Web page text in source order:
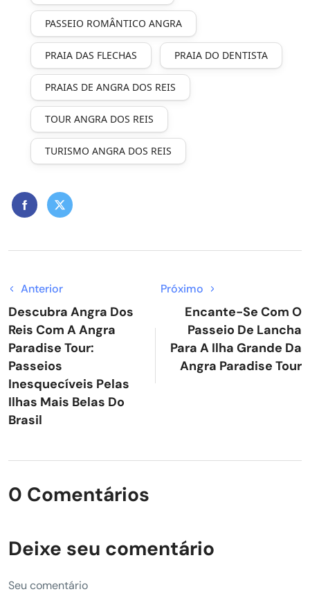
PASSEIO ROMÂNTICO ANGRA
PRAIA DAS FLECHAS PRAIA DO DENTISTA
PRAIAS DE ANGRA DOS REIS
TOUR ANGRA DOS REIS
TURISMO ANGRA DOS REIS
Anterior
Descubra Angra Dos
Reis Com A Angra
Paradise Tour:
Passeios
Inesquecíveis Pelas
Ilhas Mais Belas Do
Brasil
Próximo
Encante-Se Com O
Passeio De Lancha
Para A Ilha Grande Da
Angra Paradise Tour
0 Comentários
Deixe seu comentário
Seu comentário